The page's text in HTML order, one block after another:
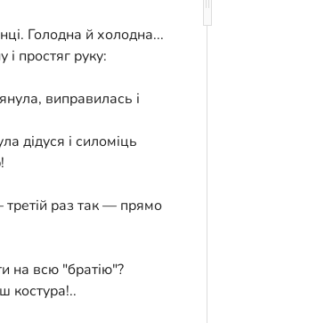
Голодна й холодна...
простяг руку:
виправилась і
дідуся і силоміць
раз так — прямо
на всю "братію"?
костура!..